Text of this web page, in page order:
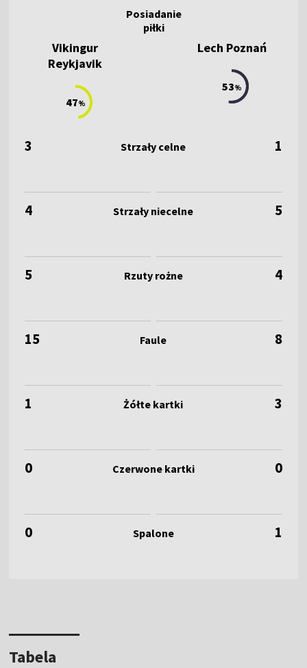
47%
Vikingur
Reykjavik
Lech Poznań
53%
3
4
5
15
1
0
0
1
5
4
8
3
0
1
Tabela